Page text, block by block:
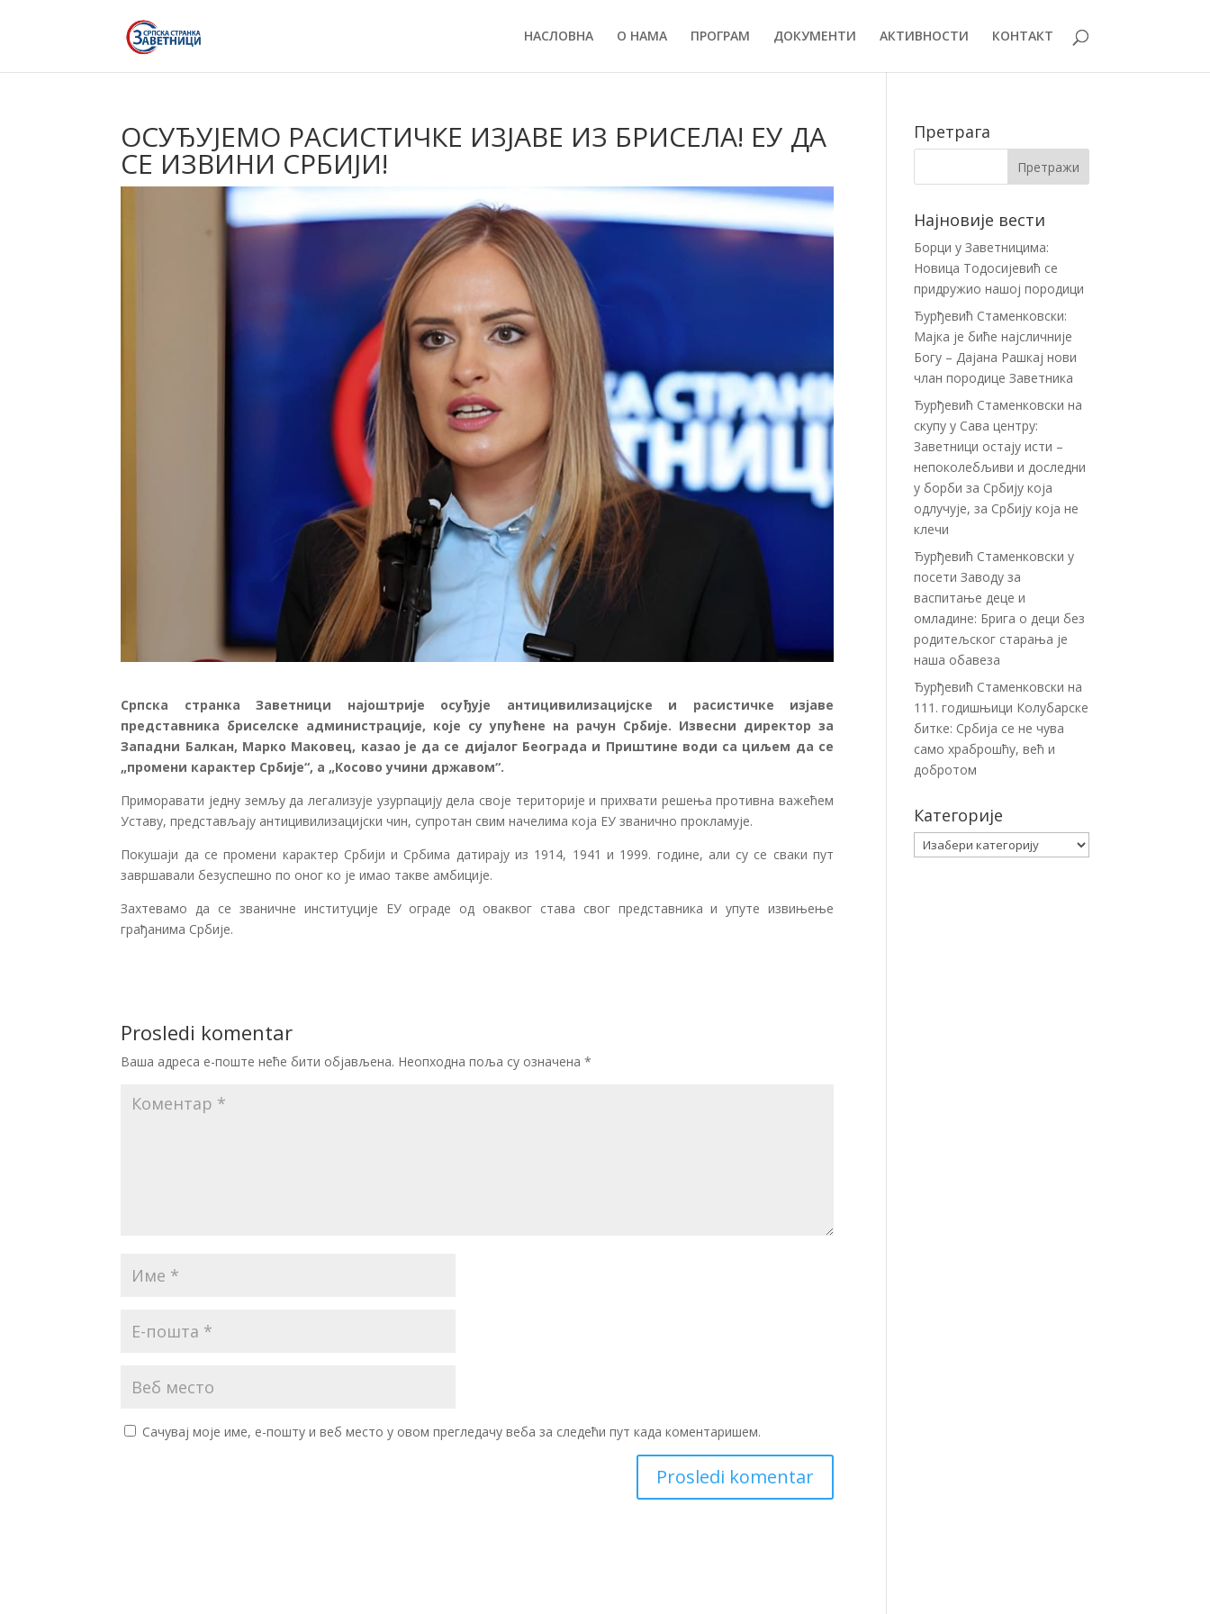
НАСЛОВНА О НАМА ПРОГРАМ ДОКУМЕНТИ АКТИВНОСТИ КОНТАКТ
ОСУЂУЈЕМО РАСИСТИЧКЕ ИЗЈАВЕ ИЗ БРИСЕЛА! ЕУ ДА
СЕ ИЗВИНИ СРБИЈИ!
Српска странка Заветници најоштрије осуђује антицивилизацијске и расистичке изјаве
представника бриселске администрације, које су упућене на рачун Србије. Извесни директор за
Западни Балкан, Марко Маковец, казао је да се дијалог Београда и Приштине води са циљем да се
„промени карактер Србије“, а „Косово учини државом“.
Приморавати једну земљу да легализује узурпацију дела своје територије и прихвати решења противна важећем
Уставу, представљају антицивилизацијски чин, супротан свим начелима која ЕУ званично прокламује.
Покушаји да се промени карактер Србији и Србима датирају из 1914, 1941 и 1999. године, али су се сваки пут
завршавали безуспешно по оног ко је имао такве амбиције.
Захтевамо да се званичне институције ЕУ ограде од оваквог става свог представника и упуте извињење
грађанима Србије.
Prosledi komentar
Ваша адреса е-поште неће бити објављена. Неопходна поља су означена*
Сачувај моје име, е-пошту и веб место у овом прегледачу веба за следећи пут када коментаришем.
Претрага
Најновије вести
Борци у Заветницима:
Новица Тодосијевић се
придружио нашој породици
Ђурђевић Стаменковски:
Мајка је биће најсличније
Богу – Дајана Рашкај нови
члан породице Заветника
Ђурђевић Стаменковски на
скупу у Сава центру:
Заветници остају исти –
непоколебљиви и доследни
у борби за Србију која
одлучује, за Србију која не
клечи
Ђурђевић Стаменковски у
посети Заводу за
васпитање деце и
омладине: Брига о деци без
родитељског старања је
наша обавеза
Ђурђевић Стаменковски на
111. годишњици Колубарске
битке: Србија се не чува
само храброшћу, већ и
добротом
Категорије
Категорије